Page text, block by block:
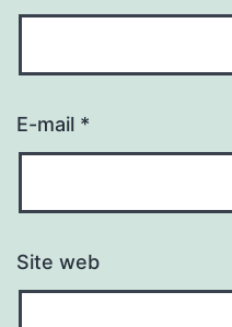
E-mail *
Site web